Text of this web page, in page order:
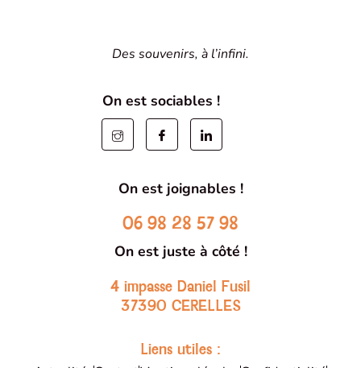
Des souvenirs, à l’infini.
On est sociables !
On est joignables !
06 98 28 57 98
On est juste à côté !
4 impasse Daniel Fusil
37390 CERELLES
Liens utiles :